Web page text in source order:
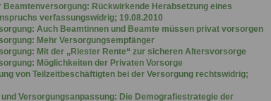
Beamtenversorgung: Rückwirkende Herabsetzung eines
verfassungswidrig; 19.08.2010
Auch Beamtinnen und Beamte müssen privat vorsorgen
Mehr Versorgungsempfänger
Mit der „Riester Rente“ zur sicheren Altersvorsorge
Möglichkeiten der Privaten Vorsorge
von Teilzeitbeschäftigten bei der Versorgung rechtswidrig;
Versorgungsanpassung: Die Demografiestrategie der